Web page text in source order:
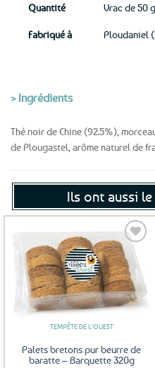
Quantité Vrac de 50
Fabriqué à Ploudaniel
> Ingrédients
Thé noir de Chine (92.5%),
de Plougastel, arôme naturel de
Ils ont aussi
Ajouter
aux
favoris
TEMPÊTE DE L'OUEST
Palets bretons pur beurre de
baratte – Barquette 320g